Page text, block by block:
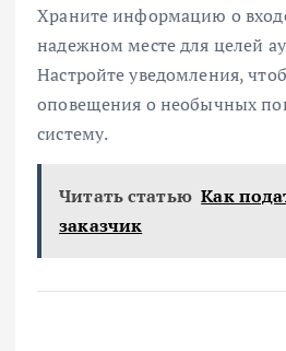
Храните информацию о
надежном месте для целей
Настройте уведомления,
оповещения о необычных
систему.
Читать статью Как
заказчик